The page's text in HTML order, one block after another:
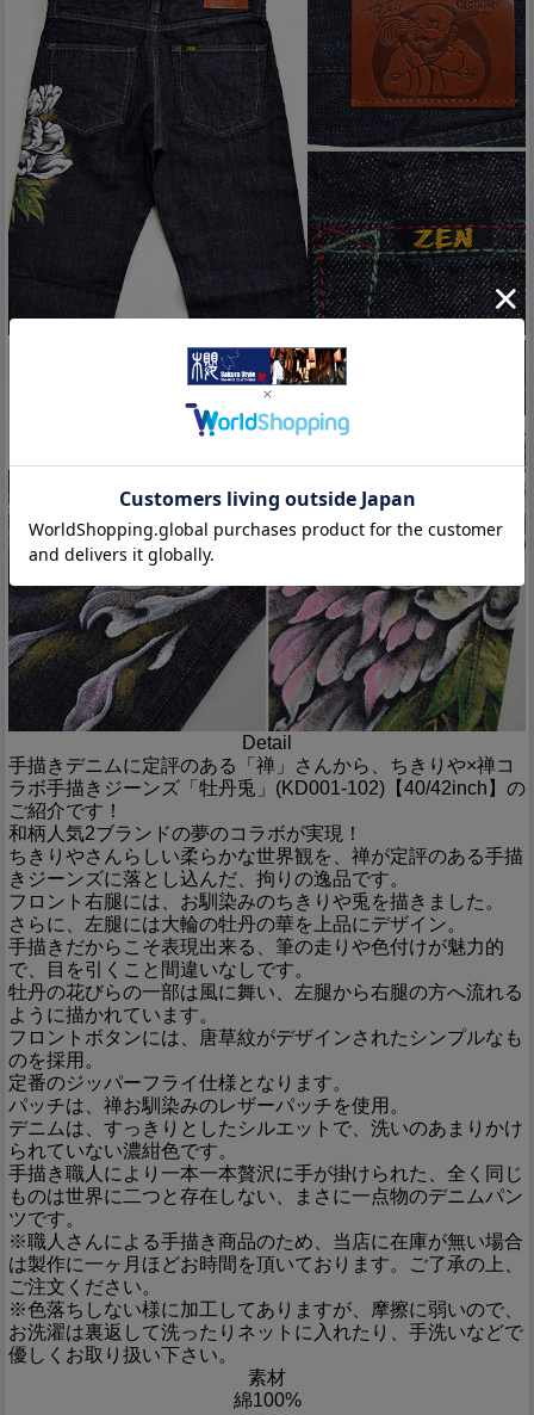
Detail
手描きデニムに定評のある「禅」さんから、ちきりや×禅コ
ラボ手描きジーンズ「牡丹兎」(KD001-102)【40/42inch】の
ご紹介です！
和柄人気2ブランドの夢のコラボが実現！
ちきりやさんらしい柔らかな世界観を、禅が定評のある手描
きジーンズに落とし込んだ、拘りの逸品です。
フロント右腿には、お馴染みのちきりや兎を描きました。
さらに、左腿には大輪の牡丹の華を上品にデザイン。
手描きだからこそ表現出来る、筆の走りや色付けが魅力的
で、目を引くこと間違いなしです。
牡丹の花びらの一部は風に舞い、左腿から右腿の方へ流れる
ように描かれています。
フロントボタンには、唐草紋がデザインされたシンプルなも
のを採用。
定番のジッパーフライ仕様となります。
パッチは、禅お馴染みのレザーパッチを使用。
デニムは、すっきりとしたシルエットで、洗いのあまりかけ
られていない濃紺色です。
手描き職人により一本一本贅沢に手が掛けられた、全く同じ
ものは世界に二つと存在しない、まさに一点物のデニムパン
ツです。
※職人さんによる手描き商品のため、当店に在庫が無い場合
は製作に一ヶ月ほどお時間を頂いております。ご了承の上、
ご注文ください。
※色落ちしない様に加工してありますが、摩擦に弱いので、
お洗濯は裏返して洗ったりネットに入れたり、手洗いなどで
優しくお取り扱い下さい。
素材
綿100%